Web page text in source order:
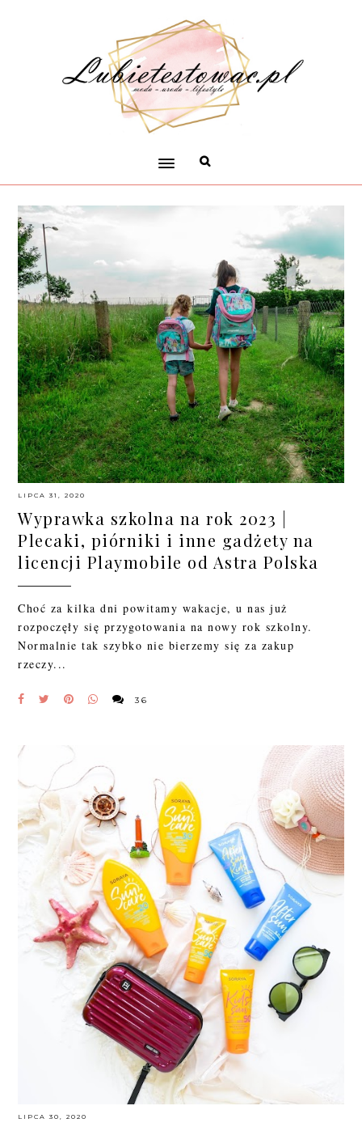
LIPCA 31, 2020
Wyprawka szkolna na rok 2023 |
Plecaki, piórniki i inne gadżety na
licencji Playmobile od Astra Polska
Choć za kilka dni powitamy wakacje, u nas już
rozpoczęły się przygotowania na nowy rok szkolny.
Normalnie tak szybko nie bierzemy się za zakup
rzeczy...
36
LIPCA 30, 2020